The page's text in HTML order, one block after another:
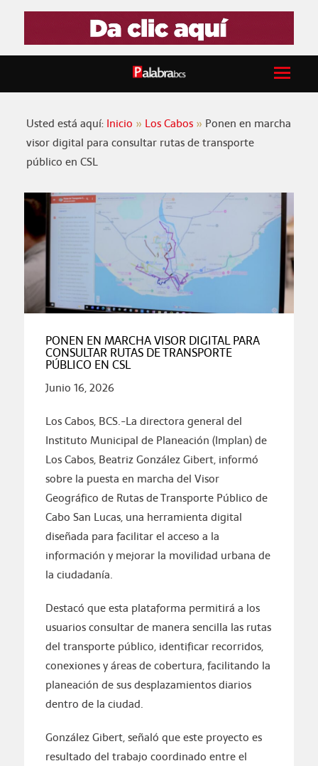
Usted está aquí: Inicio Los Cabos
Ponen en marcha
visor digital para consultar rutas de transporte
público en CSL
PONEN EN MARCHA VISOR DIGITAL PARA
CONSULTAR RUTAS DE TRANSPORTE
PÚBLICO EN CSL
Junio 16, 2026
Los Cabos, BCS.-La directora general del
Instituto Municipal de Planeación (Implan) de
Los Cabos, Beatriz González Gibert, informó
sobre la puesta en marcha del Visor
Geográfico de Rutas de Transporte Público de
Cabo San Lucas, una herramienta digital
diseñada para facilitar el acceso a la
información y mejorar la movilidad urbana de
la ciudadanía.
Destacó que esta plataforma permitirá a los
usuarios consultar de manera sencilla las rutas
del transporte público, identificar recorridos,
conexiones y áreas de cobertura, facilitando la
planeación de sus desplazamientos diarios
dentro de la ciudad.
González Gibert, señaló que este proyecto es
resultado del trabajo coordinado entre el